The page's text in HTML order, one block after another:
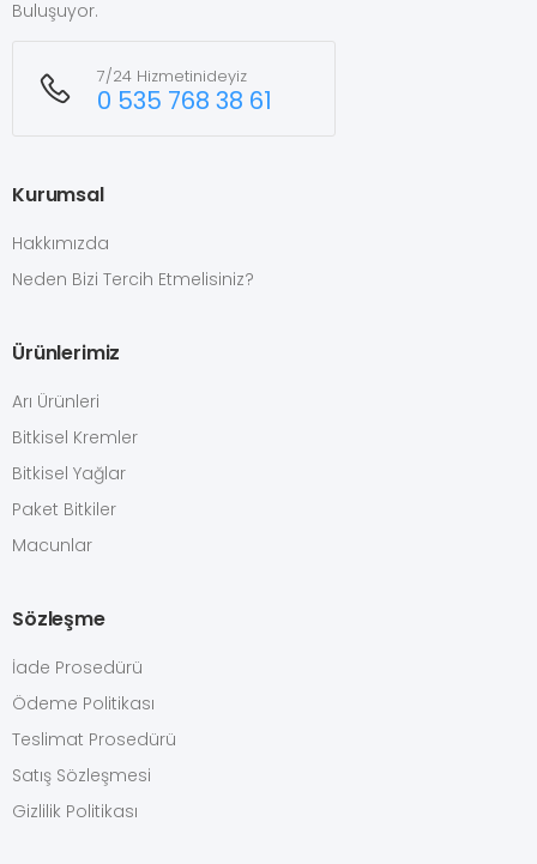
Buluşuyor.
7/24 Hizmetinideyiz
0 535 768 38 61
Kurumsal
Hakkımızda
Neden Bizi Tercih Etmelisiniz?
Ürünlerimiz
Arı Ürünleri
Bitkisel Kremler
Bitkisel Yağlar
Paket Bitkiler
Macunlar
Sözleşme
İade Prosedürü
Ödeme Politikası
Teslimat Prosedürü
Satış Sözleşmesi
Gizlilik Politikası